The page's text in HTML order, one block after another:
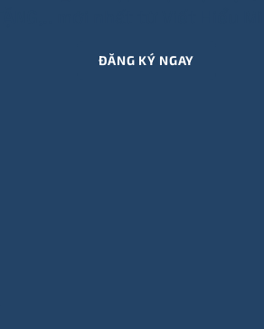
ĐĂNG KÝ NGAY